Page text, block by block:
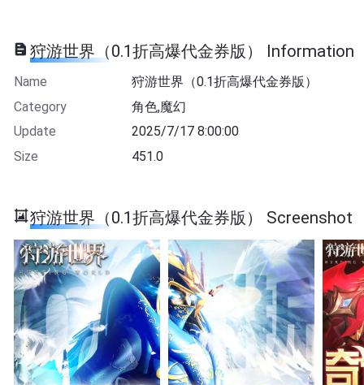
狩游世界（0.1折高爆代金券版） Information
Name
狩游世界（0.1折高爆代金券版）
Category
角色,魔幻
Update
2025/7/17 8:00:00
Size
451.0
狩游世界（0.1折高爆代金券版） Screenshot